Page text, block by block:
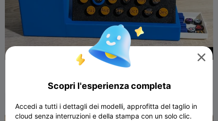
255
Agenda e organizer da tavolo personalizzabili
user4552467196

Scopri l'esperienza completa
Accedi a tutti i dettagli dei modelli, approfitta del taglio in
cloud senza interruzioni e della stampa con un solo clic.